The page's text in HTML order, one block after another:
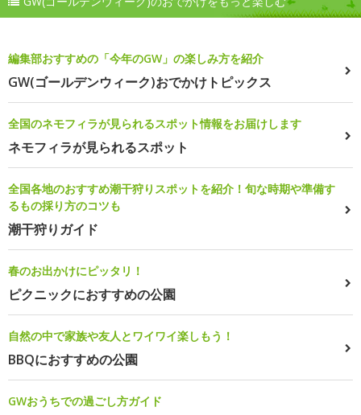
編集部おすすめの「今年のGW」の楽しみ方を紹介
GW(ゴールデンウィーク)おでかけトピックス
全国のネモフィラが見られるスポット情報をお届けします
ネモフィラが見られるスポット
全国各地のおすすめ潮干狩りスポットを紹介！旬な時期や準備す
るもの採り方のコツも
潮干狩りガイド
春のお出かけにピッタリ！
ピクニックにおすすめの公園
自然の中で家族や友人とワイワイ楽しもう！
BBQにおすすめの公園
GWおうちでの過ごし方ガイド